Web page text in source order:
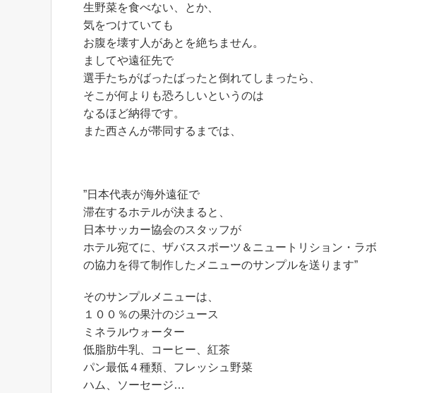
生野菜を食べない、とか、
気をつけていても
お腹を壊す人があとを絶ちません。
ましてや遠征先で
選手たちがばったばったと倒れてしまったら、
そこが何よりも恐ろしいというのは
なるほど納得です。
また西さんが帯同するまでは、
”日本代表が海外遠征で
滞在するホテルが決まると、
日本サッカー協会のスタッフが
ホテル宛てに、ザバススポーツ＆ニュートリション・ラボ
の協力を得て制作したメニューのサンプルを送ります”
そのサンプルメニューは、
１００％の果汁のジュース
ミネラルウォーター
低脂肪牛乳、コーヒー、紅茶
パン最低４種類、フレッシュ野菜
ハム、ソーセージ…